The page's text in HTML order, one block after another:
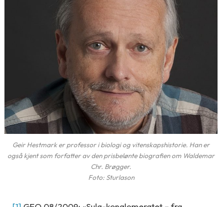
Geir Hestmark er professor i biologi og vitenskapshistorie. Han er
også kjent som forfatter av den prisbelønte biografien om Waldemar
Chr. Brøgger.
Foto: Sturlason